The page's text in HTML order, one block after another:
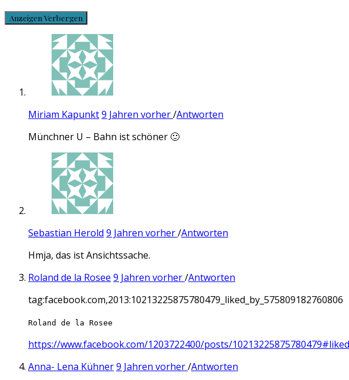
Anzeigen Verbergen
Miriam Kapunkt9 Jahren vorher/Antworten
Münchner U – Bahn ist schöner 🙂
Sebastian Herold 9 Jahren vorher/Antworten
Hmja, das ist Ansichtssache.
Roland de la Rosee 9 Jahren vorher/Antworten
tag:facebook.com,2013:10213225875780479_liked_by_575809182760806
Roland de la Rosee
https://www.facebook.com/1203722400/posts/
Anna- Lena Kühner9 Jahren vorher/Antworten